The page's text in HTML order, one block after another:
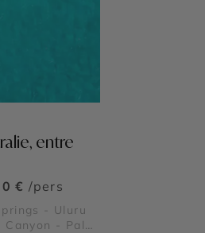
entre
€ /pers
- Uluru
- Palm